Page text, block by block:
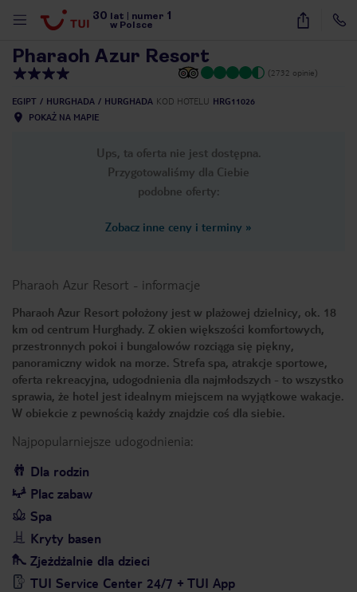
30 lat numer 1
w Polsce
32
Pharaoh Azur Resort
(2732 opinie)
EGIPT HURGHADA HURGHADA KOD HOTELU HRG11026
POKAŻ NA MAPIE
Ups, ta oferta nie jest dostępna.
Przygotowaliśmy dla Ciebie
podobne oferty:
Zobacz inne ceny i terminy »
Pharaoh Azur Resort - informacje
Pharaoh Azur Resort położony jest w plażowej dzielnicy, ok. 18
km od centrum Hurghady. Z okien większości komfortowych,
przestronnych pokoi i bungalowów rozciąga się piękny,
panoramiczny widok na morze. Strefa spa, atrakcje sportowe,
oferta rekreacyjna, udogodnienia dla najmłodszych - to wszystko
sprawia, że hotel jest idealnym miejscem na wyjątkowe wakacje.
W obiekcie z pewnością każdy znajdzie coś dla siebie.
Najpopularniejsze udogodnienia:
Dla rodzin
Plac zabaw
Spa
Kryty basen
Zjeżdżalnie dla dzieci
TUI Service Center 24/7 + TUI App